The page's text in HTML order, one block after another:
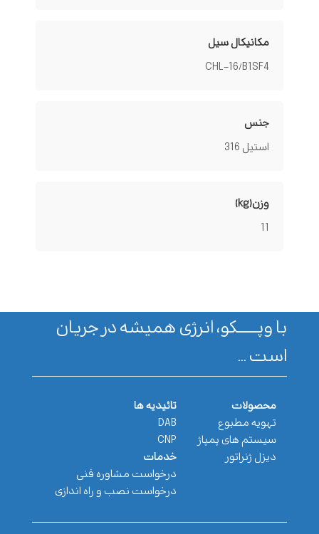
مکانیکال سیل
CHL-16/B1SF4
جنس
استیل 316
وزن(kg)
11
با وپـــــــکو، انرژی همیشه در جریان
است ...
محصولات
تهویه مطبوع
سیستم های پمپاژ
دیزل ژنراتور
تائیدیه ها
DAB
CNP
خدمات
درخواست مشاوره فنی
درخواست نصب و راه اندازی